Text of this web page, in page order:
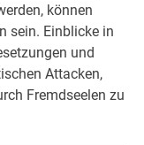
können
sein. Einblicke in
und
Attacken,
Fremdseelen zu